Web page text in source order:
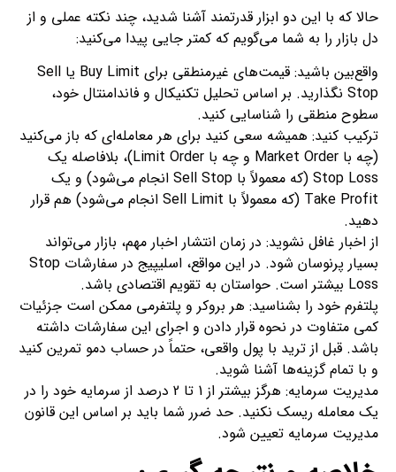
حالا که با این دو ابزار قدرتمند آشنا شدید، چند نکته عملی و از
دل بازار را به شما می‌گویم که کمتر جایی پیدا می‌کنید:
واقع‌بین باشید: قیمت‌های غیرمنطقی برای Buy Limit یا Sell
Stop نگذارید. بر اساس تحلیل تکنیکال و فاندامنتال خود،
سطوح منطقی را شناسایی کنید.
ترکیب کنید: همیشه سعی کنید برای هر معامله‌ای که باز می‌کنید
(چه با Market Order و چه با Limit Order)، بلافاصله یک
Stop Loss (که معمولاً با Sell Stop انجام می‌شود) و یک
Take Profit (که معمولاً با Sell Limit انجام می‌شود) هم قرار
دهید.
از اخبار غافل نشوید: در زمان انتشار اخبار مهم، بازار می‌تواند
بسیار پرنوسان شود. در این مواقع، اسلیپیج در سفارشات Stop
Loss بیشتر است. حواستان به تقویم اقتصادی باشد.
پلتفرم خود را بشناسید: هر بروکر و پلتفرمی ممکن است جزئیات
کمی متفاوت در نحوه قرار دادن و اجرای این سفارشات داشته
باشد. قبل از ترید با پول واقعی، حتماً در حساب دمو تمرین کنید
و با تمام گزینه‌ها آشنا شوید.
مدیریت سرمایه: هرگز بیشتر از 1 تا 2 درصد از سرمایه خود را در
یک معامله ریسک نکنید. حد ضرر شما باید بر اساس این قانون
مدیریت سرمایه تعیین شود.